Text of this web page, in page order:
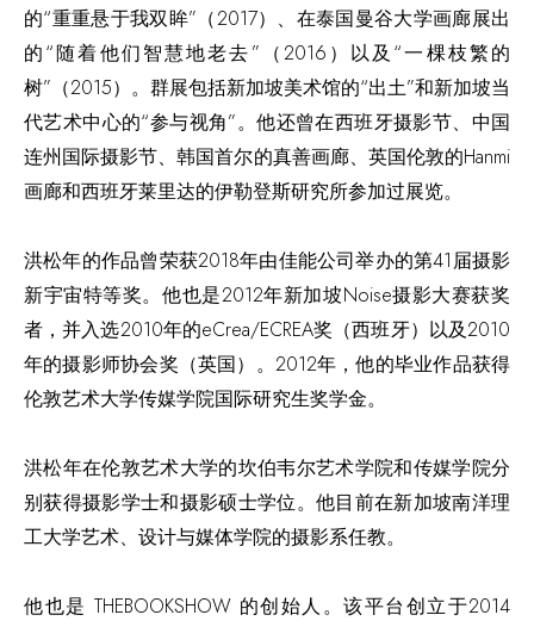
的“重重悬于我双眸”（2017）、在泰国曼谷大学画廊展出
的“随着他们智慧地老去”（2016）以及“一棵枝繁的
树”（2015）。群展包括新加坡美术馆的“出土”和新加坡当
代艺术中心的“参与视角”。他还曾在西班牙摄影节、中国
连州国际摄影节、韩国首尔的真善画廊、英国伦敦的Hanmi
画廊和西班牙莱里达的伊勒登斯研究所参加过展览。
洪松年的作品曾荣获2018年由佳能公司举办的第41届摄影
新宇宙特等奖。他也是2012年新加坡Noise摄影大赛获奖
者，并入选2010年的eCrea/ECREA奖（西班牙）以及2010
年的摄影师协会奖（英国）。2012年，他的毕业作品获得
伦敦艺术大学传媒学院国际研究生奖学金。
洪松年在伦敦艺术大学的坎伯韦尔艺术学院和传媒学院分
别获得摄影学士和摄影硕士学位。他目前在新加坡南洋理
工大学艺术、设计与媒体学院的摄影系任教。
他也是 THEBOOKSHOW 的创始人。该平台创立于2014